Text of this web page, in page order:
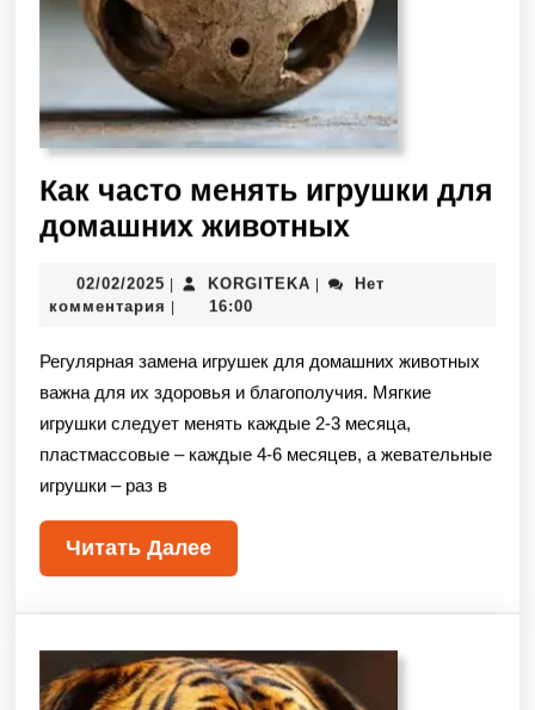
Как часто менять игрушки для
домашних животных
02/02/2025 | KORGITEKA |
Нет
комментария | 16:00
Регулярная замена игрушек для домашних животных
важна для их здоровья и благополучия. Мягкие
игрушки следует менять каждые 2-3 месяца,
пластмассовые – каждые 4-6 месяцев, а жевательные
игрушки – раз в
Читать Далее